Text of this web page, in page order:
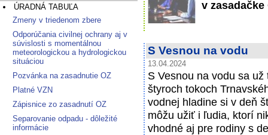
ÚRADNÁ TABUĽA
Zmeny v triedenom zbere
Odporúčania civilnej ochrany aj v
súvislosti s momentálnou
meteorologickou a hydrologickou
situáciou
Pozvánka na zasadnutie OZ
Platné VZN
Zápisnice zo zasadnutí OZ
Separovanie odpadu - dôležité
informácie
v
S Vesnou na vodu
13.04.2024
S Vesnou na vodu sa
štyroch tokoch
vodnej hladine si v deň
môžu užiť i ľudia, ktorí
vhodné aj pre rodiny s